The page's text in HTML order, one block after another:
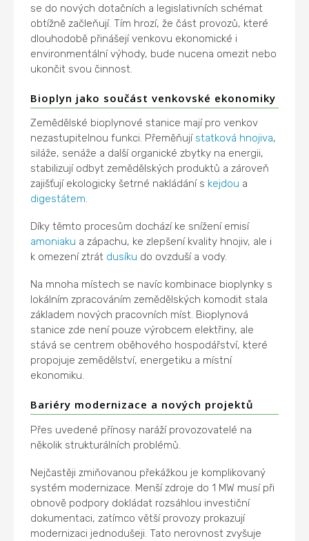
se do nových dotačních a legislativních schémat
obtížně začleňují. Tím hrozí, že část provozů, které
dlouhodobě přinášejí venkovu ekonomické i
environmentální výhody, bude nucena omezit nebo
ukončit svou činnost.
Bioplyn jako součást venkovské ekonomiky
Zemědělské bioplynové stanice mají pro venkov
nezastupitelnou funkci. Přeměňují statková hnojiva,
siláže, senáže a další organické zbytky na energii,
stabilizují odbyt zemědělských produktů a zároveň
zajišťují ekologicky šetrné nakládání s kejdou a
digestátem.
Díky těmto procesům dochází ke snížení emisí
amoniaku a zápachu, ke zlepšení kvality hnojiv, ale i
k omezení ztrát dusíku do ovzduší a vody.
Na mnoha místech se navíc kombinace bioplynky s
lokálním zpracováním zemědělských komodit stala
základem nových pracovních míst. Bioplynová
stanice zde není pouze výrobcem elektřiny, ale
stává se centrem oběhového hospodářství, které
propojuje zemědělství, energetiku a místní
ekonomiku.
Bariéry modernizace a nových projektů
Přes uvedené přínosy naráží provozovatelé na
několik strukturálních problémů.
Nejčastěji zmiňovanou překážkou je komplikovaný
systém modernizace. Menší zdroje do 1 MW musí při
obnově podpory dokládat rozsáhlou investiční
dokumentaci, zatímco větší provozy prokazují
modernizaci jednodušeji. Tato nerovnost zvyšuje